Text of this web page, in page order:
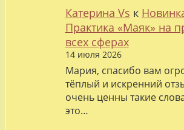
Катерина Vs к
Практика «Маяк» на
всех сферах
14 июля 2026
Мария, спасибо вам
тёплый и искренний
очень ценны такие
это…